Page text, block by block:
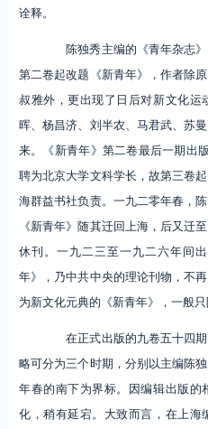
诠释。
陈独秀主编的《青年杂志》
第二卷起改题《新青年》，作者除
叔雅外，更出现了日后对新文化
晖、杨昌济、刘半农、马君武、苏
来。《新青年》第二卷最后一期出
聘为北京大学文科学长，故第三卷
海群益书社负责。一九二零年春，
《新青年》随其迁回上海，后又迁
休刊。一九二三至一九二六年间
年》，乃中共中央的理论刊物，不
为新文化元典的《新青年》，一般只
在正式出版的九卷五十四期
略可分为三个时期，分别以主编陈
年春的南下为界标。因编辑出版
化，稍有延宕。大致而言，在上